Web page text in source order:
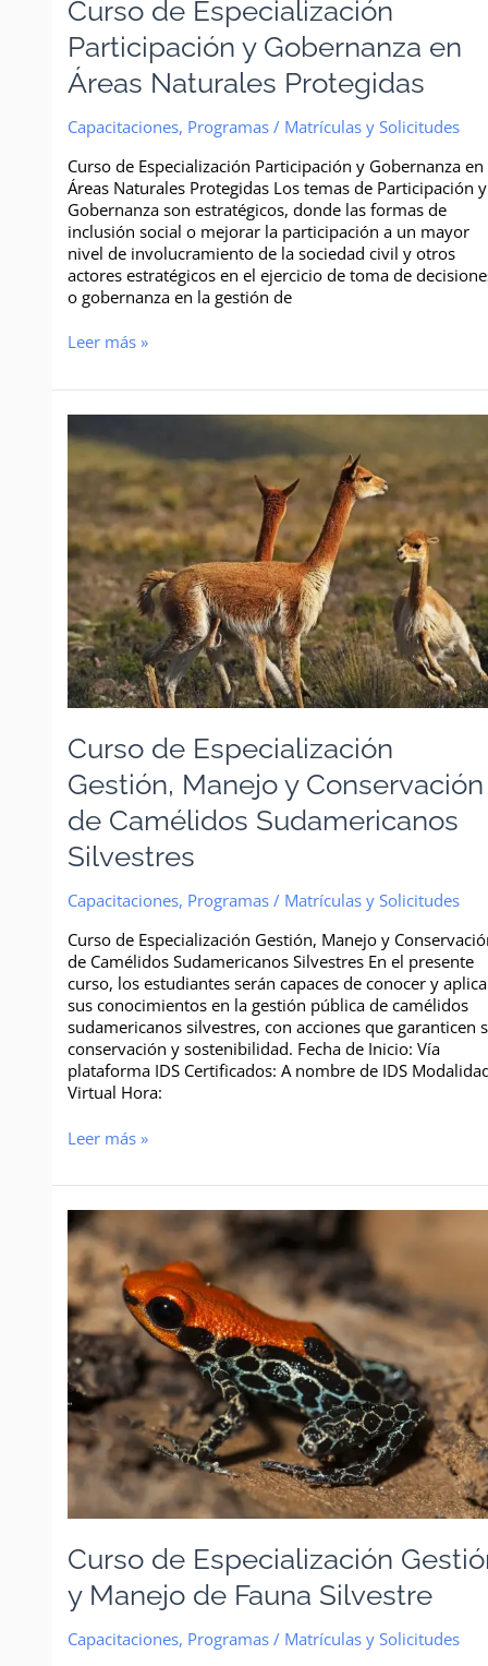
Curso de Especialización
Participación y Gobernanza en
Áreas Naturales Protegidas
Capacitaciones, Programas / Matrículas y Solicitudes
Curso de Especialización Participación y Gobernanza en
Áreas Naturales Protegidas Los temas de Participación y
Gobernanza son estratégicos, donde las formas de
inclusión social o mejorar la participación a un mayor
nivel de involucramiento de la sociedad civil y otros
actores estratégicos en el ejercicio de toma de
o gobernanza en la gestión de
Leer más »
Curso de Especialización
Gestión, Manejo y Conservación
de Camélidos Sudamericanos
Silvestres
Capacitaciones, Programas / Matrículas y Solicitudes
Curso de Especialización Gestión, Manejo y
de Camélidos Sudamericanos Silvestres En el presente
curso, los estudiantes serán capaces de conocer y
sus conocimientos en la gestión pública de camélidos
sudamericanos silvestres, con acciones que garanticen
conservación y sostenibilidad. Fecha de Inicio: Vía
plataforma IDS Certificados: A nombre de IDS
Virtual Hora:
de
Especialización
Gestión,
Manejo
y
Conservación
de
Camélidos
Sudamericanos
Silvestres
Leer más »
Curso de Especialización
y Manejo de Fauna Silvestre
Capacitaciones, Programas / Matrículas y Solicitudes
Curso
de
Especialización
Gestión
y
Manejo
de
Fauna
Silvestre